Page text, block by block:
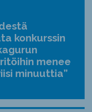
konkurssin
menee
minuuttia”